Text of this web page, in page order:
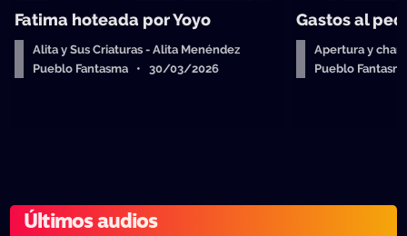
Fatima hoteada por Yoyo
Alita y Sus Criaturas - Alita Menéndez
Pueblo Fantasma • 30/03/2026
Gastos al
Apertura y
Pueblo
Últimos audios